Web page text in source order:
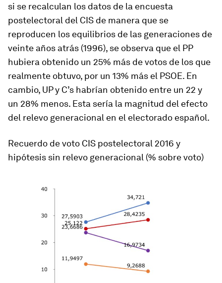
si se recalculan los datos de la encuesta
postelectoral del CIS de manera que se
reproducen los equilibrios de las generaciones de
veinte años atrás (1996), se observa que el PP
hubiera obtenido un 25% más de votos de los que
realmente obtuvo, por un 13% más el PSOE. En
cambio, UP y C’s habrían obtenido entre un 22 y
un 28% menos. Esta sería la magnitud del efecto
del relevo generacional en el electorado español.
Recuerdo de voto CIS postelectoral 2016 y
hipótesis sin relevo generacional (% sobre voto)